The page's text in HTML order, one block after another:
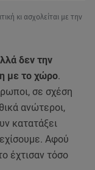
κι ασχολείται με την
δεν την
με το χώρο.
σε σχέση
ανώτεροι,
κατατάξει
Αφού
έχτισαν τόσο